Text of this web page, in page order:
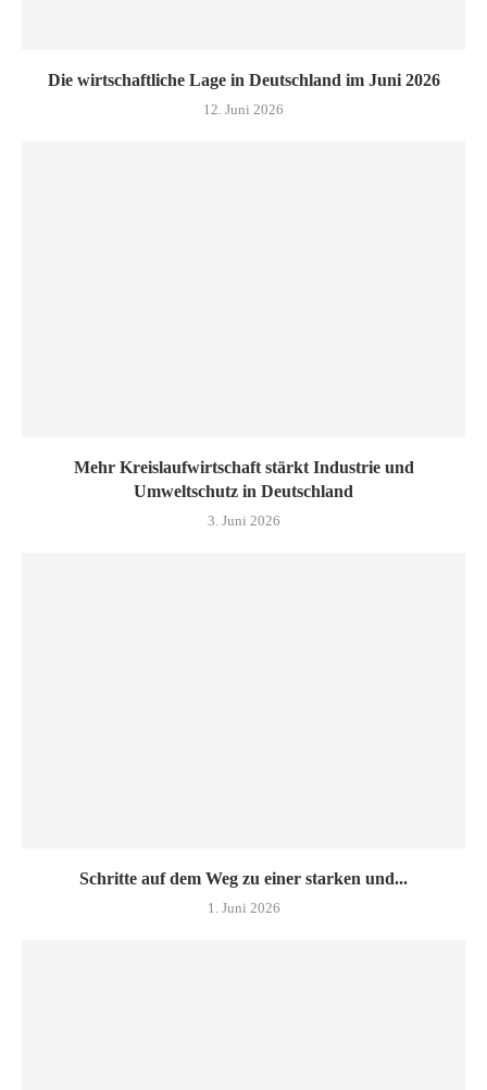
Die wirtschaftliche Lage in Deutschland im Juni 2026
12. Juni 2026
Mehr Kreislaufwirtschaft stärkt Industrie und
Umweltschutz in Deutschland
3. Juni 2026
Schritte auf dem Weg zu einer starken und...
1. Juni 2026